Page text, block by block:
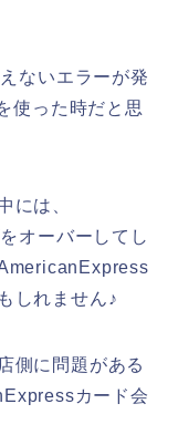
ないエラーが発
使った時だと思
には、
オーバーしてし
しれません♪
側に問題がある
カード会